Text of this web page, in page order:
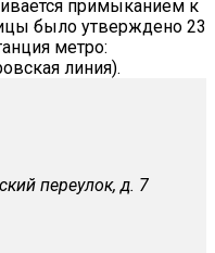
примыканием к
было утверждено 23
метро:
линия).
переулок, д. 7